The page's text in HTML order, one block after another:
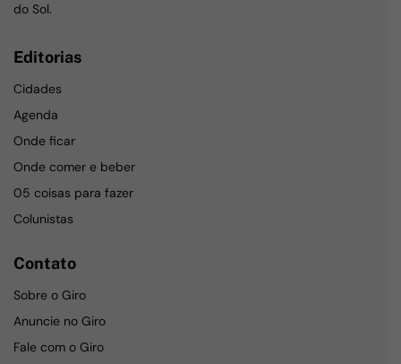
do Sol.
Editorias
Cidades
Agenda
Onde ficar
Onde comer e beber
05 coisas para fazer
Colunistas
Contato
Sobre o Giro
Anuncie no Giro
Fale com o Giro